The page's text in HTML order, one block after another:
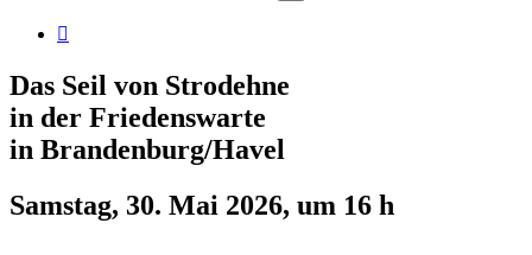

Das Seil von Strodehne
in der Friedenswarte
in Brandenburg/Havel
Samstag, 30. Mai 2026, um 16 h